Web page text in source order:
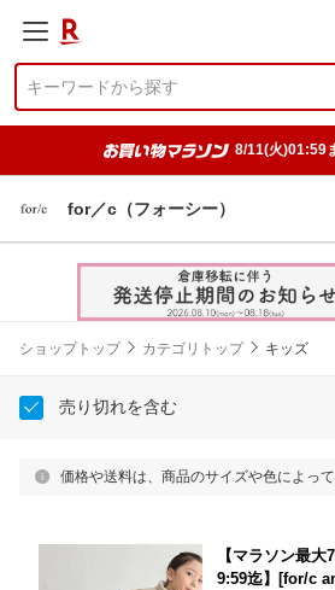
8/11(火)01:59
for／c（フォーシー）
ショップトップ カテゴリトップ キッズ
売り切れを含む
価格や送料は、商品のサイズや色によっ
【マラソン最
9:59迄】[for/c